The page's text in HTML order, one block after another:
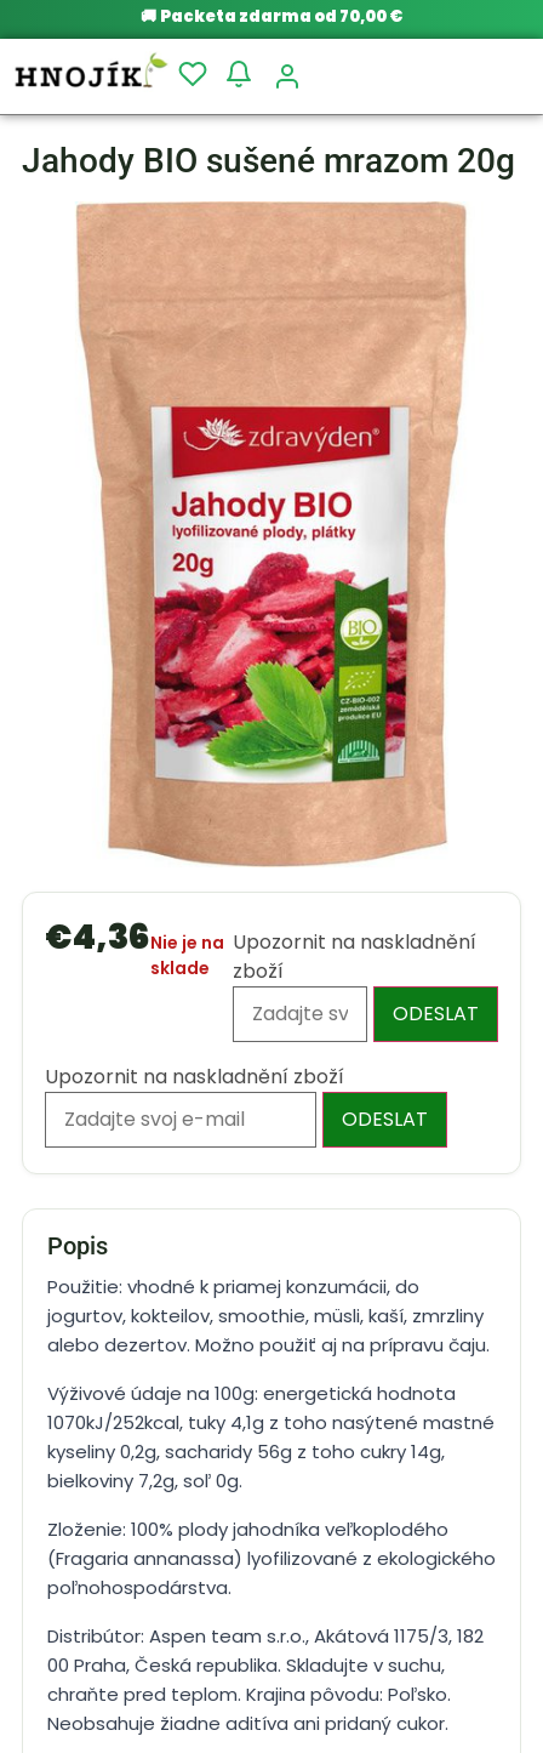
🚚 Packeta zdarma od 70,00 €
Jahody BIO sušené mrazom 20g
€4,36Nie je na
sklade
Upozornit na naskladnění
zboží
ODESLAT
Upozornit na naskladnění zboží
ODESLAT
Popis
Použitie: vhodné k priamej konzumácii, do
jogurtov, kokteilov, smoothie, müsli, kaší, zmrzliny
alebo dezertov. Možno použiť aj na prípravu čaju.
Výživové údaje na 100g: energetická hodnota
1070kJ/252kcal, tuky 4,1g z toho nasýtené mastné
kyseliny 0,2g, sacharidy 56g z toho cukry 14g,
bielkoviny 7,2g, soľ 0g.
Zloženie: 100% plody jahodníka veľkoplodého
(Fragaria annanassa) lyofilizované z ekologického
poľnohospodárstva.
Distribútor: Aspen team s.r.o., Akátová 1175/3, 182
00 Praha, Česká republika. Skladujte v suchu,
chraňte pred teplom. Krajina pôvodu: Poľsko.
Neobsahuje žiadne aditíva ani pridaný cukor.